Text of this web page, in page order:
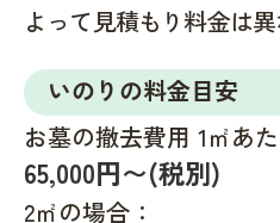
よって見積もり料金は異
いのりの料金目安
お墓の撤去費用 1㎡あた
65,000円〜(税別)
2㎡の場合：